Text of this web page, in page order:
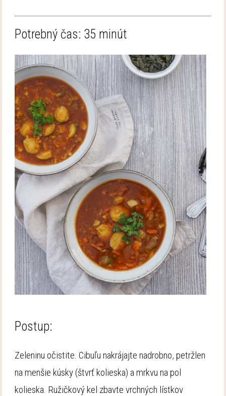
Potrebný čas: 35 minút
Postup:
Zeleninu očistite. Cibuľu nakrájajte nadrobno, petržlen
na menšie kúsky (štvrť kolieska) a mrkvu na pol
kolieska. Ružičkový kel zbavte vrchných lístkov